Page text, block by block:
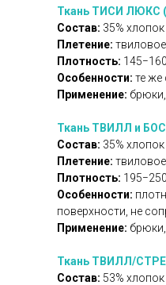
Ткань ТИСИ ЛЮКС
Состав: 35%
Плетение: твиловое.
Плотность:
Особенности: те же
Применение:
Ткань ТВИЛЛ и
Состав: 35%
Плетение: твиловое.
Плотность:
Особенности:
поверхности, не
Применение:
Ткань ТВИЛЛ/
Состав: 53%